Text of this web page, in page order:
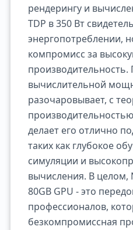
рендерингу и
TDP в 350 Вт
энергопотреблении,
компромисс за
производительность.
вычислительной
разочаровывает, с
производительностью
делает его отлично
таких как глубокое
симуляции и
вычисления. В целом,
80GB GPU - это
профессионалов,
безкомпромиссная